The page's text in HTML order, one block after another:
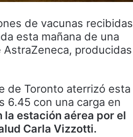
de vacunas recibidas
esta mañana de una
producidas
de Toronto aterrizó esta
6.45 con una carga en
estación aérea por el
Carla Vizzotti.